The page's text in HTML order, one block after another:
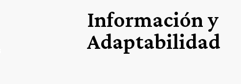
Información y
Adaptabilidad